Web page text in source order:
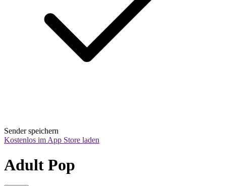
Sender speichern
Kostenlos im App Store laden
Adult Pop